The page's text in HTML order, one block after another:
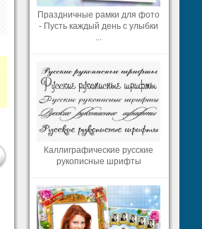
Праздничные рамки для фото
- Пусть каждый день с улыбки
...
Каллиграфические русские
рукописные шрифты